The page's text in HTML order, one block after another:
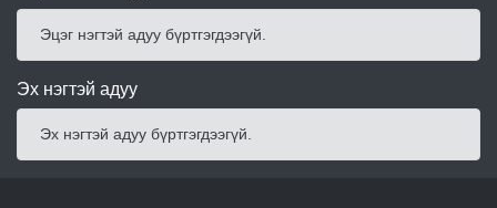
Эцэг нэгтэй адуу бүртгэгдээгүй.
Эх нэгтэй адуу
Эх нэгтэй адуу бүртгэгдээгүй.